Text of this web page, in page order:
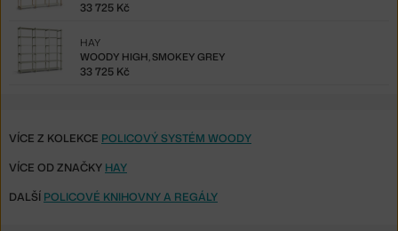
33 725 Kč
WOODY HIGH, SMOKEY GREY
HAY
33 725 Kč
VÍCE Z KOLEKCE POLICOVÝ SYSTÉM WOODY
VÍCE OD ZNAČKY HAY
DALŠÍ POLICOVÉ KNIHOVNY A REGÁLY